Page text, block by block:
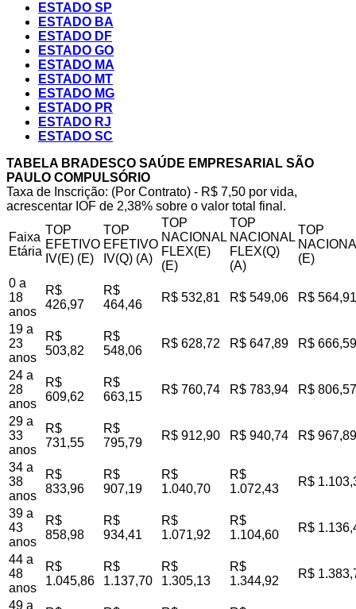
ESTADO SP
ESTADO BA
ESTADO DF
ESTADO GO
ESTADO MA
ESTADO MT
ESTADO MG
ESTADO PR
ESTADO RJ
ESTADO SC
TABELA BRADESCO SAÚDE EMPRESARIAL SÃO
PAULO COMPULSÓRIO
Taxa de Inscrição: (Por Contrato) - R$ 7,50 por vida,
acrescentar IOF de 2,38% sobre o valor total final.
Faixa
Etária
TOP
EFETIVO
IV(E) (E)
TOP
EFETIVO
IV(Q) (A)
TOP
NACIONAL
FLEX(E)
(E)
TOP
NACIONAL
FLEX(Q)
(A)
TOP
(E)
0 a
18
anos
R$
426,97
R$
464,46
R$ 532,81 R$ 549,06 R$ 564,91
19 a
23
anos
R$
503,82
R$
548,06
R$ 628,72 R$ 647,89 R$ 666,59
24 a
28
anos
R$
609,62
R$
663,15
R$ 760,74 R$ 783,94 R$ 806,57
29 a
33
anos
R$
731,55
R$
795,79
R$ 912,90 R$ 940,74 R$ 967,89
34 a
38
anos
R$
833,96
R$
907,19
R$
1.040,70
R$
1.072,43
R$
39 a
43
anos
R$
858,98
R$
934,41
R$
1.071,92
R$
1.104,60
R$
44 a
48
anos
R$
1.045,86
R$
1.137,70
R$
1.305,13
R$
1.344,92
R$
49 a